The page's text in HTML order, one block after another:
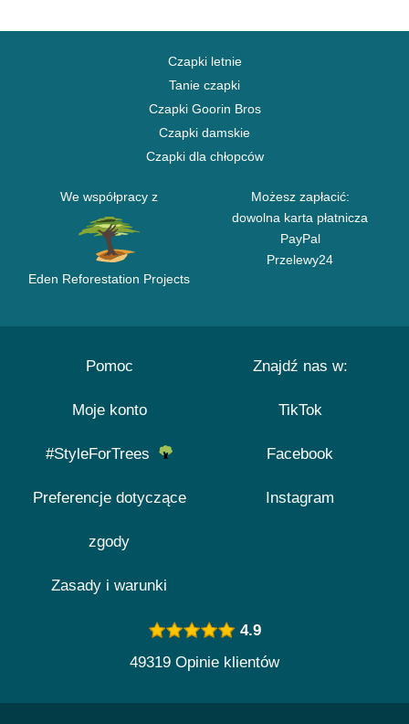
Czapki letnie
Tanie czapki
Czapki Goorin Bros
Czapki damskie
Czapki dla chłopców
We współpracy z
Eden Reforestation Projects
Możesz zapłacić:
dowolna karta płatnicza
PayPal
Przelewy24
Pomoc
Moje konto
#StyleForTrees
Preferencje dotyczące
zgody
Zasady i warunki
Znajdź nas w:
TikTok
Facebook
Instagram
4.9
49319 Opinie klientów